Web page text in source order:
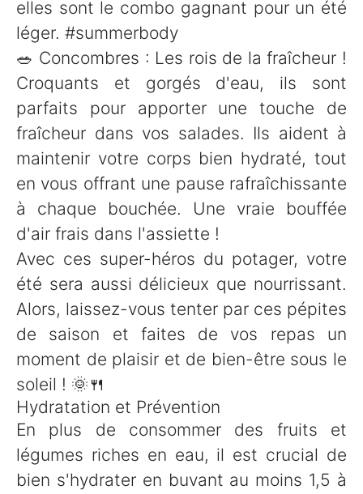
elles sont le combo gagnant pour un été
léger. #summerbody
🥗 Concombres : Les rois de la fraîcheur !
Croquants et gorgés d'eau, ils sont
parfaits pour apporter une touche de
fraîcheur dans vos salades. Ils aident à
maintenir votre corps bien hydraté, tout
en vous offrant une pause rafraîchissante
à chaque bouchée. Une vraie bouffée
d'air frais dans l'assiette !
Avec ces super-héros du potager, votre
été sera aussi délicieux que nourrissant.
Alors, laissez-vous tenter par ces pépites
de saison et faites de vos repas un
moment de plaisir et de bien-être sous le
soleil ! 🌞🍴
Hydratation et Prévention
En plus de consommer des fruits et
légumes riches en eau, il est crucial de
bien s'hydrater en buvant au moins 1,5 à